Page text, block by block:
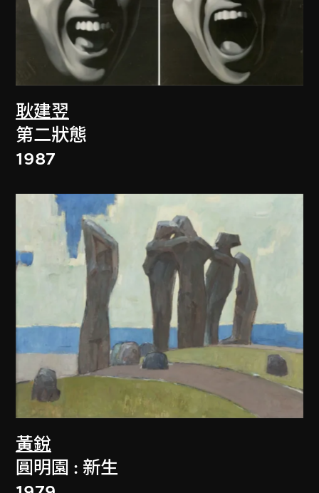
耿建翌
第二狀態
1987
黃銳
圓明園 : 新生